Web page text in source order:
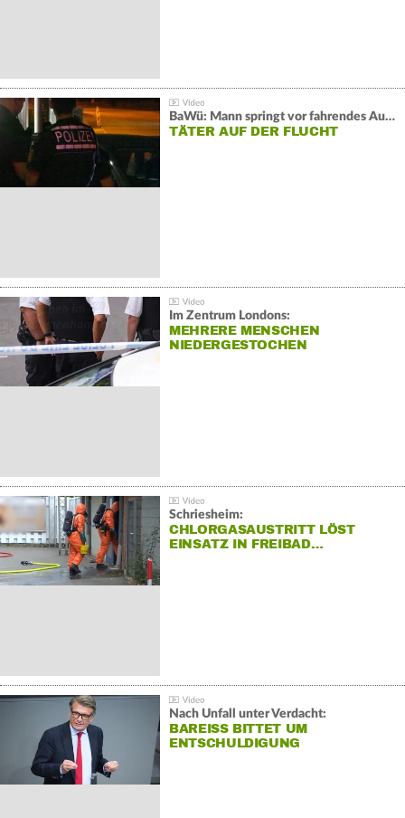
BaWü: Mann springt vor fahrendes Auto und schießt
TÄTER AUF DER FLUCHT
Im Zentrum Londons:
MEHRERE MENSCHEN
NIEDERGESTOCHEN
Schriesheim:
CHLORGASAUSTRITT LÖST
EINSATZ IN FREIBAD…
Nach Unfall unter Verdacht:
BAREISS BITTET UM E
NTSCHULDIGUNG